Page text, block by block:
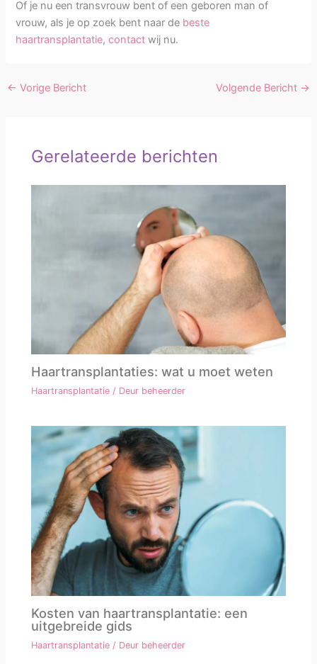
Of je nu een transvrouw bent of een geboren man of
vrouw, als je op zoek bent naar de beste
haartransplantatie,contactwij nu.
← Vorige Bericht Volgende Bericht →
Gerelateerde berichten
Haartransplantaties: wat u moet weten
Haartransplantatie / Deur beheerder
Kosten van haartransplantatie: een
uitgebreide gids
Haartransplantatie / Deur beheerder